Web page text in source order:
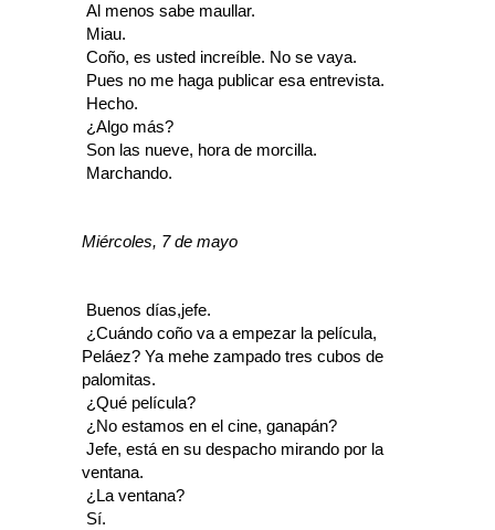
 Al menos sabe maullar.
 Miau.
 Coño, es usted increíble. No se vaya.
 Pues no me haga publicar esa entrevista.
 Hecho.
 ¿Algo más?
 Son las nueve, hora de morcilla.
 Marchando.
Miércoles, 7 de mayo
 Buenos días,jefe.
 ¿Cuándo coño va a empezar la película,
Peláez? Ya mehe zampado tres cubos de
palomitas.
 ¿Qué película?
 ¿No estamos en el cine, ganapán?
 Jefe, está en su despacho mirando por la
ventana.
 ¿La ventana?
 Sí.